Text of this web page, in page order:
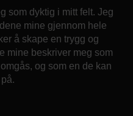
som dyktig i mitt felt. Jeg
mine gjennom hele
å skape en trygg og
mine beskriver meg som
og som en de kan